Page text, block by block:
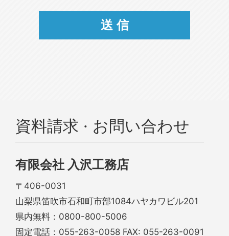
資料請求 · お問い合わせ
有限会社 入沢工務店
〒406-0031
山梨県笛吹市石和町市部1084ハヤカワビル201
県内無料： 0800-800-5006
固定電話： 055-263-0058 FAX: 055-263-0091